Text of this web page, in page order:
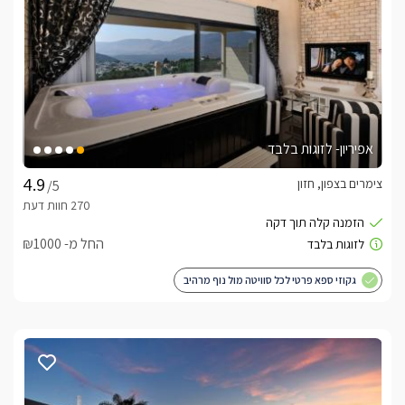
מבט פנים
3 סוויטות מרווחות ושתי בקתות עץ רומנטיות וחמימות. בכל אחת
מהיחידות תיהנו ממיטה זוגית בעלת מזרן אורטופדי איכותי, מסך
LCD 37' עם חיבור לערוצי הלוויין, מערכת קולנוע ביתית, פינת
ישיבה נוחה, חלל מרווח ונעים, ג'קוזי אינטימי ומפנק במיוחד, חדר
רחצה עם מגבות רכות וסבונים ריחניים, פינת סעודה ומטבחון
מאובזר הכולל קומקום חשמלי, פינת תה/קפה, מיקרוגל
מיטות יחיד ללינת הילדים.
כלול באירוח
מינרליים, חלוקי רחצה ונעלי ספא.
מיקום
מסלולי הליכה ומסלולי אופניים, טיולי ג'יפים, רכיבה על סוסים, גישה
אפיריון- לזוגות בלבד
/5
צימרים בצפון, חזון
החל מ- ₪1000
גקוזי ספא פרטי לכל סוויטה מול נוף מרהיב